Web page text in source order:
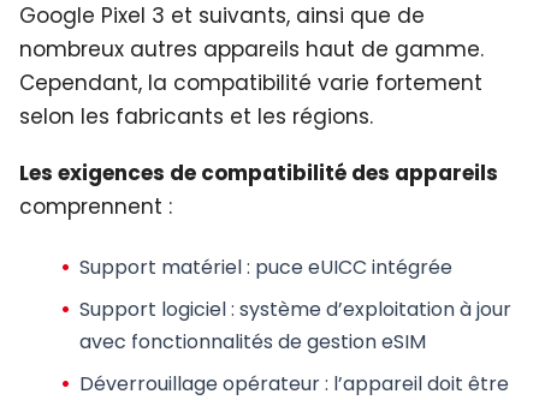
Google Pixel 3 et suivants, ainsi que de
nombreux autres appareils haut de gamme.
Cependant, la compatibilité varie fortement
selon les fabricants et les régions.
Les exigences de compatibilité des appareils
comprennent :
Support matériel: puce eUICC intégrée
Support logiciel: système d’exploitation à jour
avec fonctionnalités de gestion eSIM
Déverrouillage opérateur: l’appareil doit être